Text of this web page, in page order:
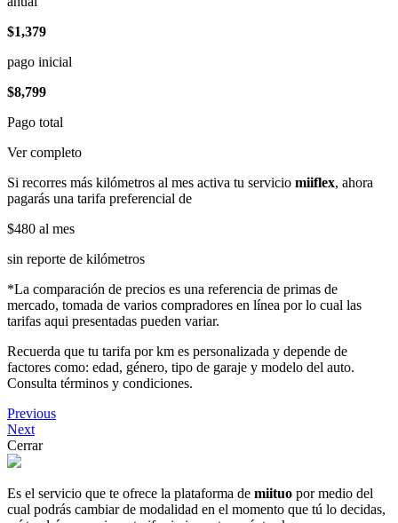
$1,379
pago inicial
$8,799
Pago total
Ver completo
Si recorres más kilómetros al mes activa tu servicio miiflex, ahora
pagarás una tarifa preferencial de
$480 al mes
sin reporte de kilómetros
*La comparación de precios es una referencia de primas de
mercado, tomada de varios compradores en línea por lo cual las
tarifas aqui presentadas pueden variar.
Recuerda que tu tarifa por km es personalizada y depende de
factores como: edad, género, tipo de garaje y modelo del auto.
Consulta términos y condiciones.
Previous
Next
Cerrar
Es el servicio que te ofrece la plataforma de miituo por medio del
cual podrás cambiar de modalidad en el momento que tú lo decidas,